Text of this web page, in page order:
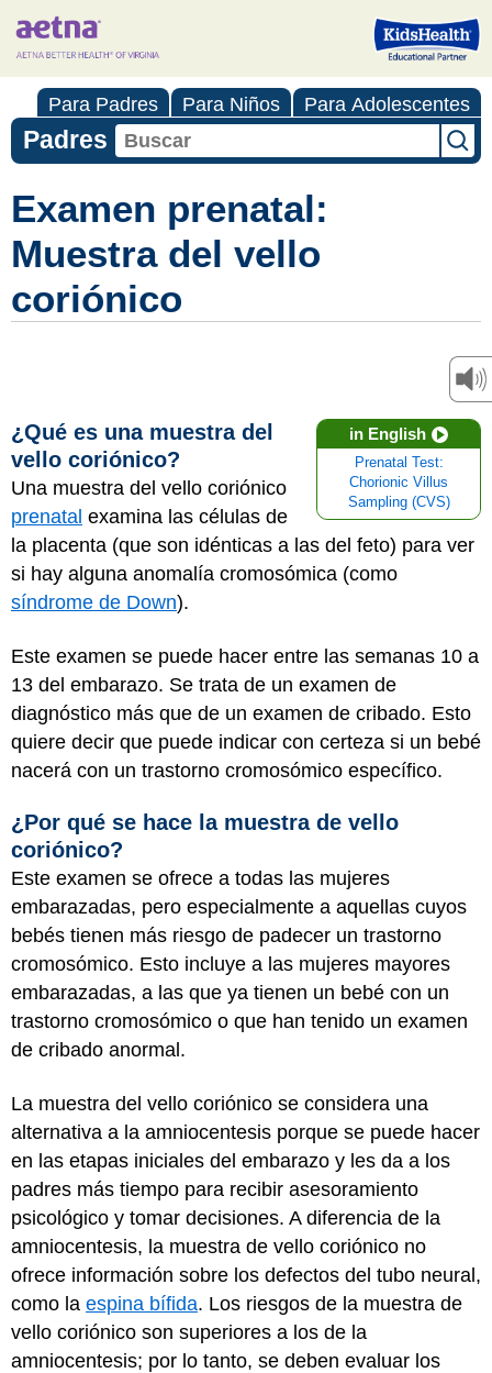
Para Padres Para Niños Para Adolescentes
Padres
Examen prenatal:
Muestra del vello
coriónico
in English
Prenatal Test:
Chorionic Villus
Sampling (CVS)
¿Qué es una muestra del
vello coriónico?
Una muestra del vello coriónico
prenatal examina las células de
la placenta (que son idénticas a las del feto) para ver
si hay alguna anomalía cromosómica (como
síndrome de Down).
Este examen se puede hacer entre las semanas 10 a
13 del embarazo. Se trata de un examen de
diagnóstico más que de un examen de cribado. Esto
quiere decir que puede indicar con certeza si un bebé
nacerá con un trastorno cromosómico específico.
¿Por qué se hace la muestra de vello
coriónico?
Este examen se ofrece a todas las mujeres
embarazadas, pero especialmente a aquellas cuyos
bebés tienen más riesgo de padecer un trastorno
cromosómico. Esto incluye a las mujeres mayores
embarazadas, a las que ya tienen un bebé con un
trastorno cromosómico o que han tenido un examen
de cribado anormal.
La muestra del vello coriónico se considera una
alternativa a la amniocentesis porque se puede hacer
en las etapas iniciales del embarazo y les da a los
padres más tiempo para recibir asesoramiento
psicológico y tomar decisiones. A diferencia de la
amniocentesis, la muestra de vello coriónico no
ofrece información sobre los defectos del tubo neural,
como la espina bífida. Los riesgos de la muestra de
vello coriónico son superiores a los de la
amniocentesis; por lo tanto, se deben evaluar los